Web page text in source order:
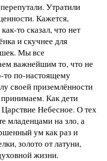
Утратили
Кажется,
как-то сказал, что нет
и скучнее для
Мы все
важнейшим то, что не
то по-настоящему
своей приземлённости
Как дети
Небесное. О тех
младенцами на зло, а
ум как раз и
золото от латуни,
жизни.